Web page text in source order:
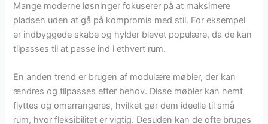
Mange moderne løsninger fokuserer på at maksimere
pladsen uden at gå på kompromis med stil. For eksempel
er indbyggede skabe og hylder blevet populære, da de kan
tilpasses til at passe ind i ethvert rum.
En anden trend er brugen af modulære møbler, der kan
ændres og tilpasses efter behov. Disse møbler kan nemt
flyttes og omarrangeres, hvilket gør dem ideelle til små
rum, hvor fleksibilitet er vigtig. Desuden kan de ofte bruges